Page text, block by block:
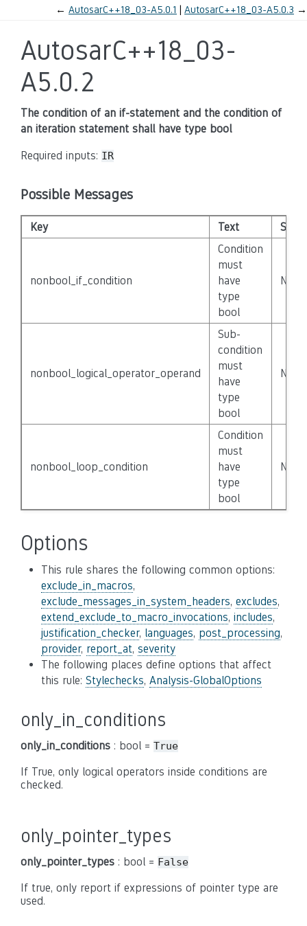
← AutosarC++18_03-A5.0.1 AutosarC++18_03-A5.0.3 →
AutosarC++18_03-
A5.0.2
The condition of an if-statement and the condition of
an iteration statement shall have type bool
Required inputs: IR
Possible Messages
Key Text
nonbool_if_condition
Condition
must
have
type
bool
None
nonbool_logical_operator_operand
Sub-
condition
must
have
type
bool
None
nonbool_loop_condition
Condition
must
have
type
bool
None
Options
This rule shares the following common options:
exclude_in_macros,
exclude_messages_in_system_headers, excludes,
extend_exclude_to_macro_invocations, includes,
justification_checker, languages, post_processing,
provider, report_at, severity
The following places define options that affect
this rule: Stylechecks, Analysis-GlobalOptions
only_in_conditions
only_in_conditions : bool = True
If True, only logical operators inside conditions are
checked.
only_pointer_types
only_pointer_types : bool = False
If true, only report if expressions of pointer type are
used.